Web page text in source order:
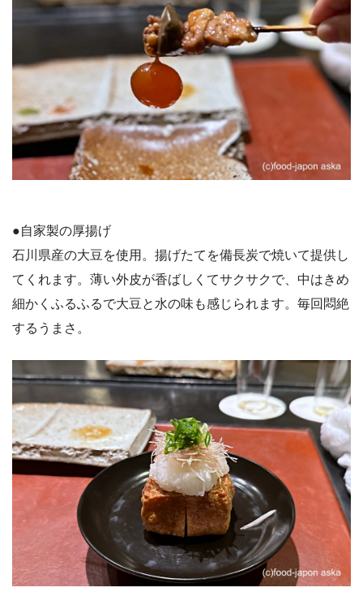
●自家製の厚揚げ
石川県産の大豆を使用。揚げたてを備長炭で焼いて提供し
てくれます。薄い外皮が香ばしくてサクサクで、中はきめ
細かくふるふるで大豆と水の味も感じられます。毎回悶絶
するうまさ。